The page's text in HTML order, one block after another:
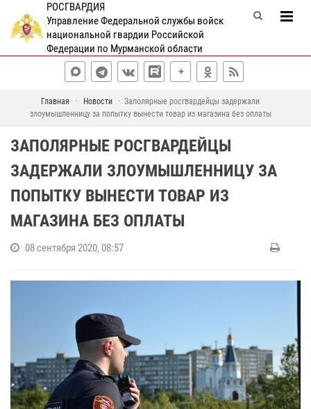
РОСГВАРДИЯ
Управление Федеральной службы войск
национальной гвардии Российской
Федерации по Мурманской области
Главная Новости
Заполярные росгвардейцы задержали
злоумышленницу за попытку вынести товар из магазина без оплаты
ЗАПОЛЯРНЫЕ РОСГВАРДЕЙЦЫ
ЗАДЕРЖАЛИ ЗЛОУМЫШЛЕННИЦУ ЗА
ПОПЫТКУ ВЫНЕСТИ ТОВАР ИЗ
МАГАЗИНА БЕЗ ОПЛАТЫ
08 сентября 2020, 08:57